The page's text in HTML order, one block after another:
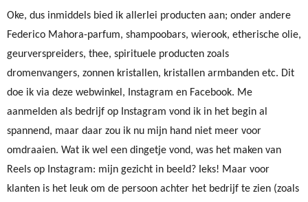
Oke, dus inmiddels bied ik allerlei producten aan; onder andere
Federico Mahora-parfum, shampoobars, wierook, etherische olie,
geurverspreiders, thee, spirituele producten zoals
dromenvangers, zonnen kristallen, kristallen armbanden etc. Dit
doe ik via deze webwinkel, Instagram en Facebook. Me
aanmelden als bedrijf op Instagram vond ik in het begin al
spannend, maar daar zou ik nu mijn hand niet meer voor
omdraaien. Wat ik wel een dingetje vond, was het maken van
Reels op Instagram: mijn gezicht in beeld? Ieks! Maar voor
klanten is het leuk om de persoon achter het bedrijf te zien (zoals